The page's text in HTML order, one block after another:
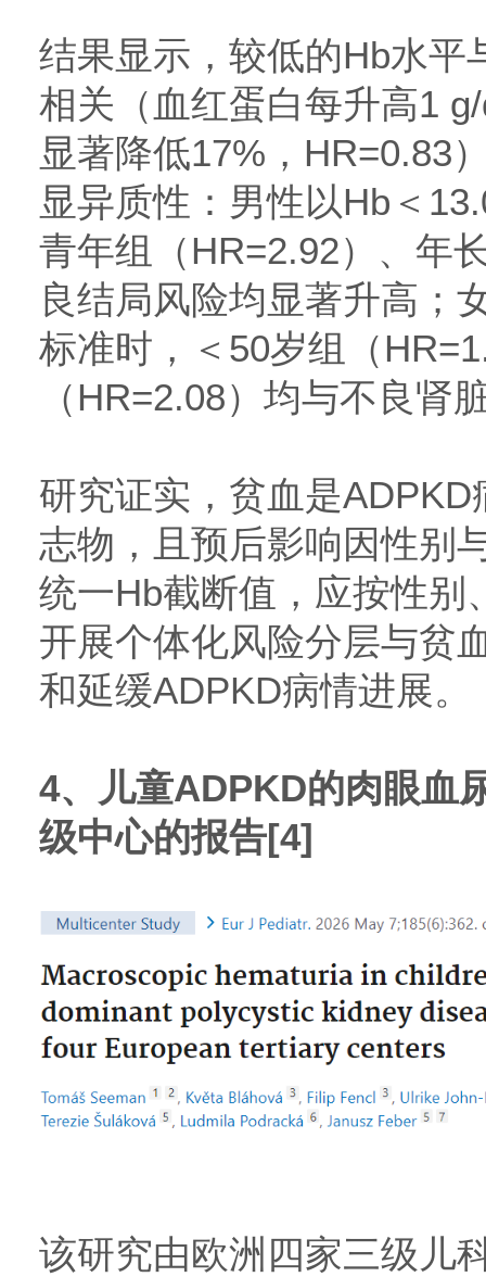
结果显示，较低的Hb水平
相关（血红蛋白每升高1
显著降低17%，HR=0.83
显异质性：男性以Hb＜
青年组（HR=2.92）、年
良结局风险均显著升高；
标准时，＜50岁组（
（HR=2.08）均与不良肾
研究证实，贫血是
志物，且预后影响因性别
统一Hb截断值，应按性别
开展个体化风险分层与贫
和延缓ADPKD病情进展。
4、儿童ADPKD的肉眼
级中心的报告[4]
该研究由欧洲四家三级儿